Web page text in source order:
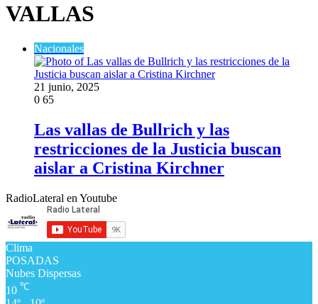
VALLAS
Nacionales
21 junio, 2025
0 65
Las vallas de Bullrich y las
restricciones de la Justicia buscan
aislar a Cristina Kirchner
RadioLateral en Youtube
Clima
POSADAS
Nubes Dispersas
10 ℃